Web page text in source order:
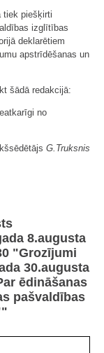
tiek piešķirti
izglītības
deklarētiem
apstrīdēšanas un
šādā redakcijā:
no
G.Truksnis
8.augusta
"Grozījumi
30.augusta
ēdināšanas
pašvaldības